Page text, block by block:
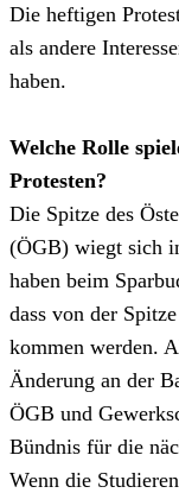
Die heftigen
als andere
haben.
Welche Rolle
Protesten?
Die Spitze des
(ÖGB) wiegt sich
haben beim
dass von der
kommen werden.
Änderung an der
ÖGB und
Bündnis für die
Wenn die